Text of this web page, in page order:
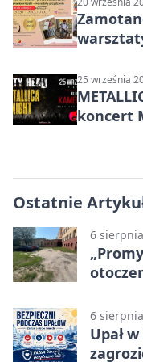
25 września
koncert
Ostatnie
6
6
Upał